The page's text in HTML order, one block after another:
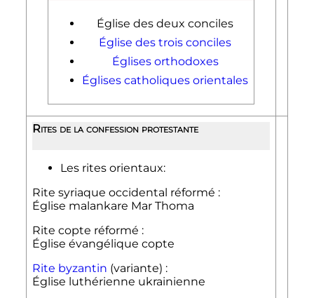
Église des deux conciles
Église des trois conciles
Églises orthodoxes
Églises catholiques orientales
Rites de la confession protestante
Les rites orientaux:
Rite syriaque occidental réformé :
Église malankare Mar Thoma
Rite copte réformé :
Église évangélique copte
Rite byzantin (variante) :
Église luthérienne ukrainienne